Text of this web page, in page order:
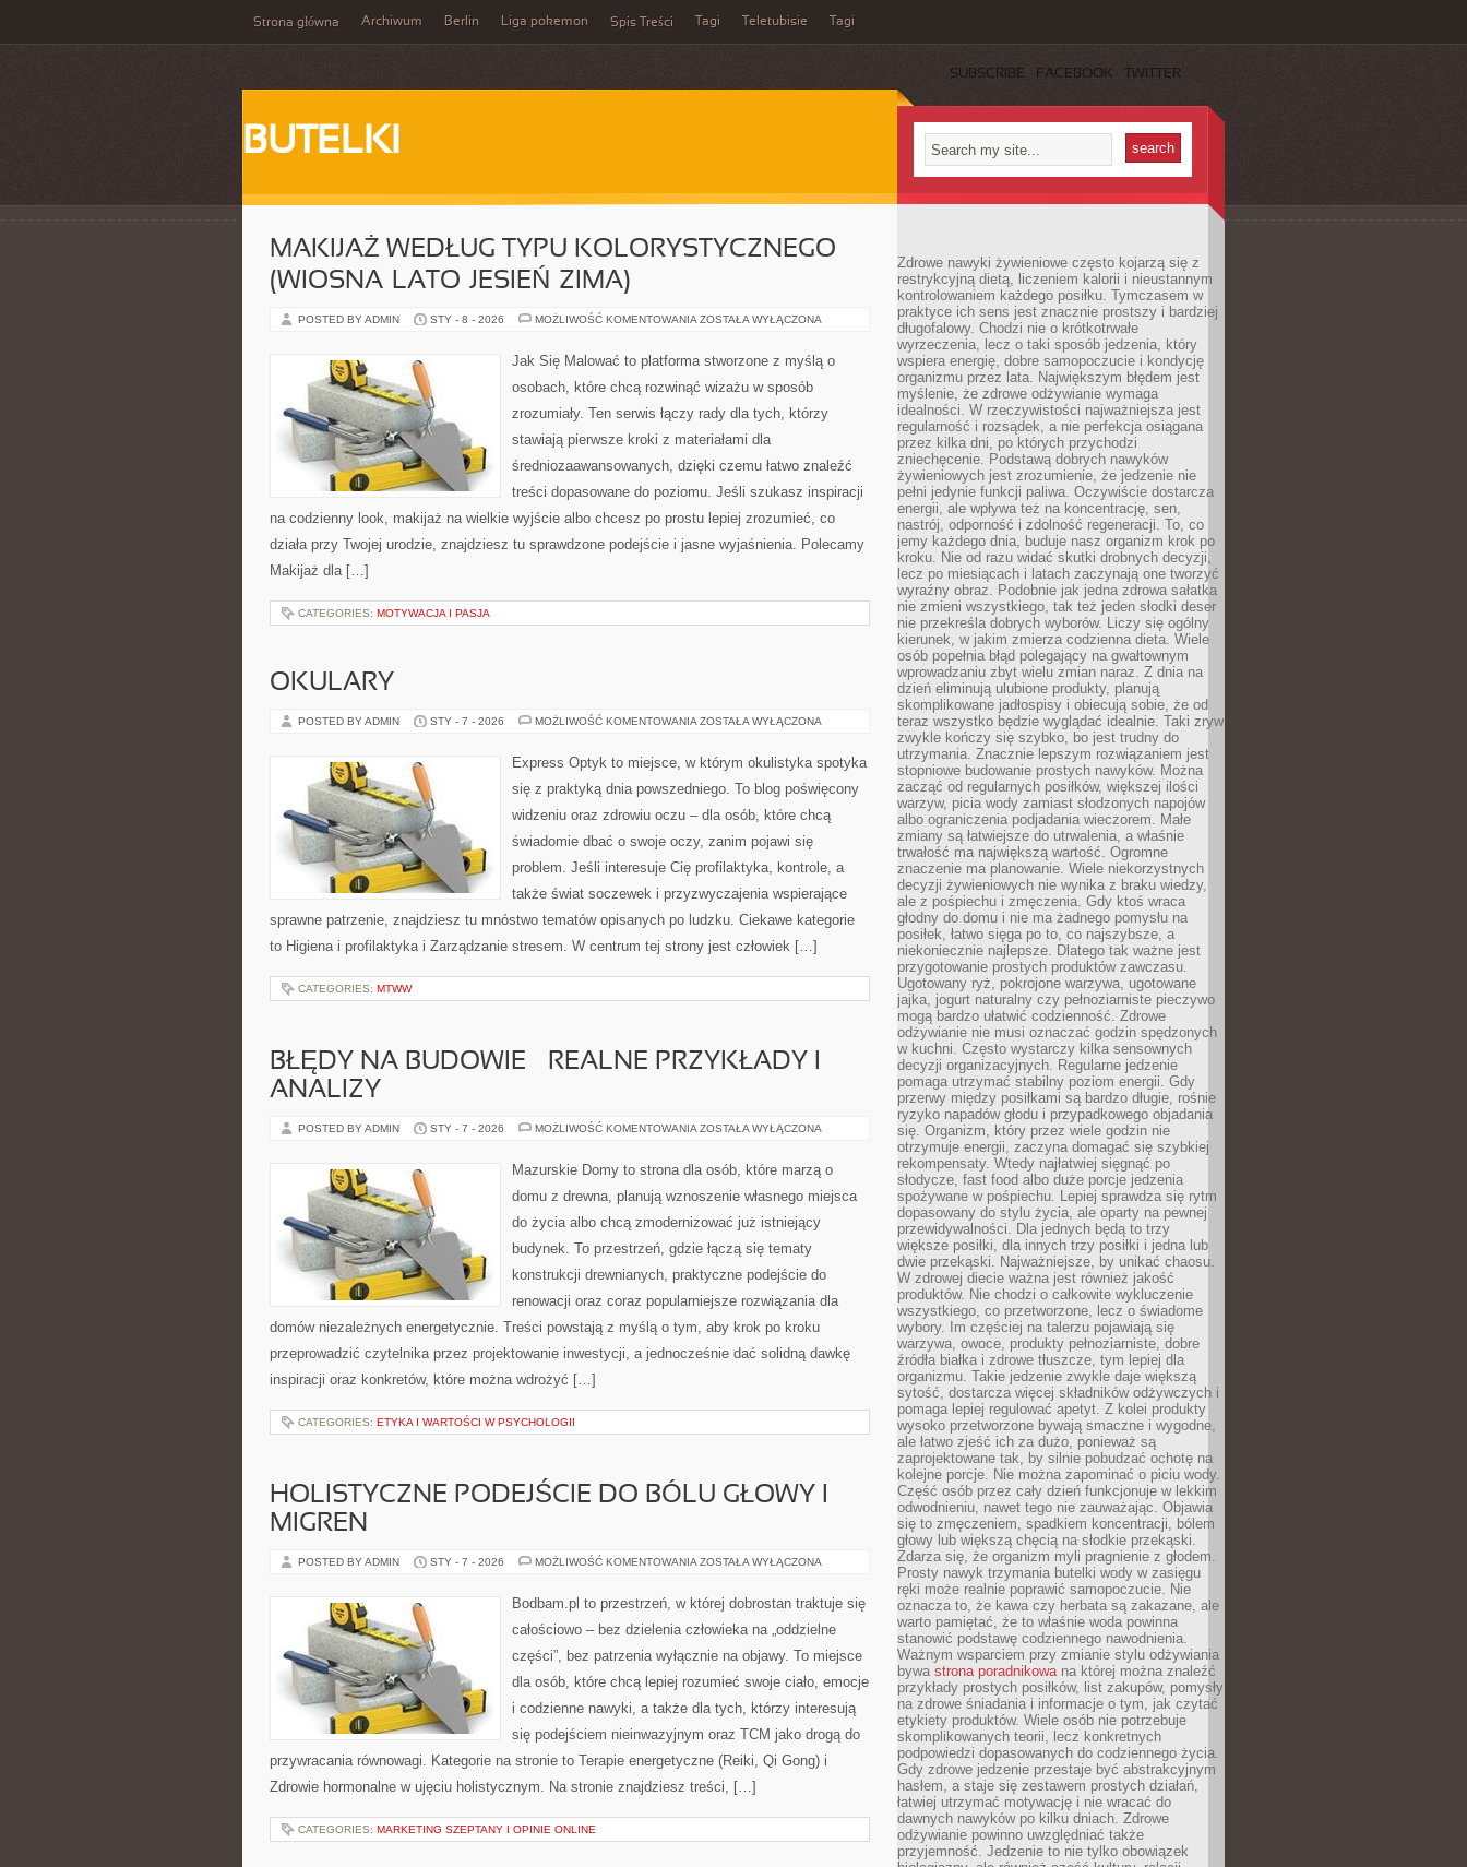
Strona główna Archiwum Berlin Liga pokemon Spis Treści Tagi Teletubisie Tagi
SUBSCRIBE FACEBOOK TWITTER
BUTELKI
MAKIJAŻ WEDŁUG TYPU KOLORYSTYCZNEGO
(WIOSNA–LATO–JESIEŃ–ZIMA)
POSTED BY ADMIN STY - 8 - 2026 MOŻLIWOŚĆ KOMENTOWANIA MAKIJAŻ
KOLORYSTYCZNEGO
(WIOSNA–
JESIEŃ–
ZOSTAŁA WYŁĄCZONA
Jak Się Malować to platforma stworzone z myślą o
osobach, które chcą rozwinąć wizażu w sposób
zrozumiały. Ten serwis łączy rady dla tych, którzy
stawiają pierwsze kroki z materiałami dla
średniozaawansowanych, dzięki czemu łatwo znaleźć
treści dopasowane do poziomu. Jeśli szukasz inspiracji
na codzienny look, makijaż na wielkie wyjście albo chcesz po prostu lepiej zrozumieć, co
działa przy Twojej urodzie, znajdziesz tu sprawdzone podejście i jasne wyjaśnienia. Polecamy
Makijaż dla […]
CATEGORIES: MOTYWACJA I PASJA
OKULARY
POSTED BY ADMIN STY - 7 - 2026 MOŻLIWOŚĆ KOMENTOWANIA OKULARY
ZOSTAŁA WYŁĄCZONA
Express Optyk to miejsce, w którym okulistyka spotyka
się z praktyką dnia powszedniego. To blog poświęcony
widzeniu oraz zdrowiu oczu – dla osób, które chcą
świadomie dbać o swoje oczy, zanim pojawi się
problem. Jeśli interesuje Cię profilaktyka, kontrole, a
także świat soczewek i przyzwyczajenia wspierające
sprawne patrzenie, znajdziesz tu mnóstwo tematów opisanych po ludzku. Ciekawe kategorie
to Higiena i profilaktyka i Zarządzanie stresem. W centrum tej strony jest człowiek […]
CATEGORIES: MTWW
BŁĘDY NA BUDOWIE – REALNE PRZYKŁADY I
ANALIZY
POSTED BY ADMIN STY - 7 - 2026 MOŻLIWOŚĆ KOMENTOWANIA BŁĘDY
REALNE
I
ZOSTAŁA WYŁĄCZONA
Mazurskie Domy to strona dla osób, które marzą o
domu z drewna, planują wznoszenie własnego miejsca
do życia albo chcą zmodernizować już istniejący
budynek. To przestrzeń, gdzie łączą się tematy
konstrukcji drewnianych, praktyczne podejście do
renowacji oraz coraz popularniejsze rozwiązania dla
domów niezależnych energetycznie. Treści powstają z myślą o tym, aby krok po kroku
przeprowadzić czytelnika przez projektowanie inwestycji, a jednocześnie dać solidną dawkę
inspiracji oraz konkretów, które można wdrożyć […]
CATEGORIES: ETYKA I WARTOŚCI W PSYCHOLOGII
HOLISTYCZNE PODEJŚCIE DO BÓLU GŁOWY I
MIGREN
POSTED BY ADMIN STY - 7 - 2026 MOŻLIWOŚĆ KOMENTOWANIA HOLISTYCZNE
BÓLU
GŁOWY
MIGREN
ZOSTAŁA WYŁĄCZONA
Bodbam.pl to przestrzeń, w której dobrostan traktuje się
całościowo – bez dzielenia człowieka na „oddzielne
części”, bez patrzenia wyłącznie na objawy. To miejsce
dla osób, które chcą lepiej rozumieć swoje ciało, emocje
i codzienne nawyki, a także dla tych, którzy interesują
się podejściem nieinwazyjnym oraz TCM jako drogą do
przywracania równowagi. Kategorie na stronie to Terapie energetyczne (Reiki, Qi Gong) i
Zdrowie hormonalne w ujęciu holistycznym. Na stronie znajdziesz treści, […]
CATEGORIES: MARKETING SZEPTANY I OPINIE ONLINE
Zdrowe nawyki żywieniowe często kojarzą się z
restrykcyjną dietą, liczeniem kalorii i nieustannym
kontrolowaniem każdego posiłku. Tymczasem w
praktyce ich sens jest znacznie prostszy i bardziej
długofalowy. Chodzi nie o krótkotrwałe
wyrzeczenia, lecz o taki sposób jedzenia, który
wspiera energię, dobre samopoczucie i kondycję
organizmu przez lata. Największym błędem jest
myślenie, że zdrowe odżywianie wymaga
idealności. W rzeczywistości najważniejsza jest
regularność i rozsądek, a nie perfekcja osiągana
przez kilka dni, po których przychodzi
zniechęcenie. Podstawą dobrych nawyków
żywieniowych jest zrozumienie, że jedzenie nie
pełni jedynie funkcji paliwa. Oczywiście dostarcza
energii, ale wpływa też na koncentrację, sen,
nastrój, odporność i zdolność regeneracji. To, co
jemy każdego dnia, buduje nasz organizm krok po
kroku. Nie od razu widać skutki drobnych decyzji,
lecz po miesiącach i latach zaczynają one tworzyć
wyraźny obraz. Podobnie jak jedna zdrowa sałatka
nie zmieni wszystkiego, tak też jeden słodki deser
nie przekreśla dobrych wyborów. Liczy się ogólny
kierunek, w jakim zmierza codzienna dieta. Wiele
osób popełnia błąd polegający na gwałtownym
wprowadzaniu zbyt wielu zmian naraz. Z dnia na
dzień eliminują ulubione produkty, planują
skomplikowane jadłospisy i obiecują sobie, że od
teraz wszystko będzie wyglądać idealnie. Taki zryw
zwykle kończy się szybko, bo jest trudny do
utrzymania. Znacznie lepszym rozwiązaniem jest
stopniowe budowanie prostych nawyków. Można
zacząć od regularnych posiłków, większej ilości
warzyw, picia wody zamiast słodzonych napojów
albo ograniczenia podjadania wieczorem. Małe
zmiany są łatwiejsze do utrwalenia, a właśnie
trwałość ma największą wartość. Ogromne
znaczenie ma planowanie. Wiele niekorzystnych
decyzji żywieniowych nie wynika z braku wiedzy,
ale z pośpiechu i zmęczenia. Gdy ktoś wraca
głodny do domu i nie ma żadnego pomysłu na
posiłek, łatwo sięga po to, co najszybsze, a
niekoniecznie najlepsze. Dlatego tak ważne jest
przygotowanie prostych produktów zawczasu.
Ugotowany ryż, pokrojone warzywa, ugotowane
jajka, jogurt naturalny czy pełnoziarniste pieczywo
mogą bardzo ułatwić codzienność. Zdrowe
odżywianie nie musi oznaczać godzin spędzonych
w kuchni. Często wystarczy kilka sensownych
decyzji organizacyjnych. Regularne jedzenie
pomaga utrzymać stabilny poziom energii. Gdy
przerwy między posiłkami są bardzo długie, rośnie
ryzyko napadów głodu i przypadkowego objadania
się. Organizm, który przez wiele godzin nie
otrzymuje energii, zaczyna domagać się szybkiej
rekompensaty. Wtedy najłatwiej sięgnąć po
słodycze, fast food albo duże porcje jedzenia
spożywane w pośpiechu. Lepiej sprawdza się rytm
dopasowany do stylu życia, ale oparty na pewnej
przewidywalności. Dla jednych będą to trzy
większe posiłki, dla innych trzy posiłki i jedna lub
dwie przekąski. Najważniejsze, by unikać chaosu.
W zdrowej diecie ważna jest również jakość
produktów. Nie chodzi o całkowite wykluczenie
wszystkiego, co przetworzone, lecz o świadome
wybory. Im częściej na talerzu pojawiają się
warzywa, owoce, produkty pełnoziarniste, dobre
źródła białka i zdrowe tłuszcze, tym lepiej dla
organizmu. Takie jedzenie zwykle daje większą
sytość, dostarcza więcej składników odżywczych i
pomaga lepiej regulować apetyt. Z kolei produkty
wysoko przetworzone bywają smaczne i wygodne,
ale łatwo zjeść ich za dużo, ponieważ są
zaprojektowane tak, by silnie pobudzać ochotę na
kolejne porcje. Nie można zapominać o piciu wody.
Część osób przez cały dzień funkcjonuje w lekkim
odwodnieniu, nawet tego nie zauważając. Objawia
się to zmęczeniem, spadkiem koncentracji, bólem
głowy lub większą chęcią na słodkie przekąski.
Zdarza się, że organizm myli pragnienie z głodem.
Prosty nawyk trzymania butelki wody w zasięgu
ręki może realnie poprawić samopoczucie. Nie
oznacza to, że kawa czy herbata są zakazane, ale
warto pamiętać, że to właśnie woda powinna
stanowić podstawę codziennego nawodnienia.
Ważnym wsparciem przy zmianie stylu odżywiania
bywa strona poradnikowana której można znaleźć
przykłady prostych posiłków, list zakupów, pomysły
na zdrowe śniadania i informacje o tym, jak czytać
etykiety produktów. Wiele osób nie potrzebuje
skomplikowanych teorii, lecz konkretnych
podpowiedzi dopasowanych do codziennego życia.
Gdy zdrowe jedzenie przestaje być abstrakcyjnym
hasłem, a staje się zestawem prostych działań,
łatwiej utrzymać motywację i nie wracać do
dawnych nawyków po kilku dniach. Zdrowe
odżywianie powinno uwzględniać także
przyjemność. Jedzenie to nie tylko obowiązek